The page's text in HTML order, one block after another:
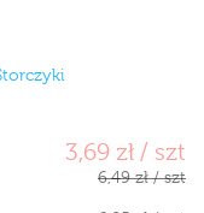
3,69 zł / szt
6,49 zł / szt